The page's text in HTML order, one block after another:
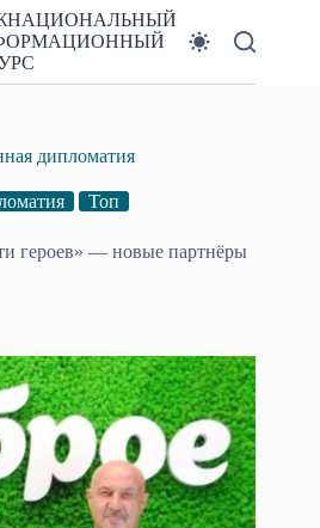
дипломатия
Топ
героев» — новые партнёры